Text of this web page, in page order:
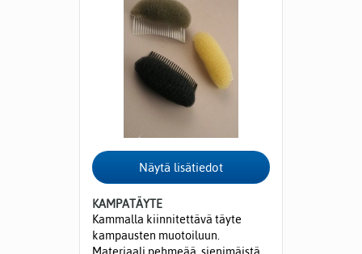
KAMPATÄYTE
Kammalla kiinnitettävä täyte
kampausten muotoiluun.